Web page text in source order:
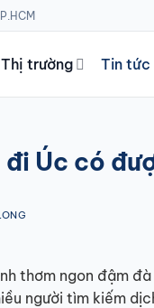
Thị trường Tin tức
Úc có
thơm ngon đậm
người tìm kiếm